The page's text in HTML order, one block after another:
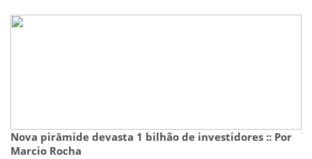
Nova pirâmide devasta 1 bilhão de investidores :: Por
Marcio Rocha